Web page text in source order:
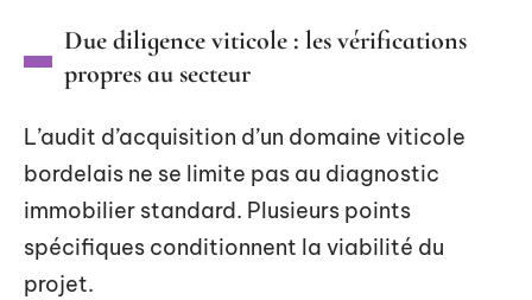
Due diligence viticole : les vérifications
propres au secteur
L’audit d’acquisition d’un domaine viticole
bordelais ne se limite pas au diagnostic
immobilier standard. Plusieurs points
spécifiques conditionnent la viabilité du
projet.